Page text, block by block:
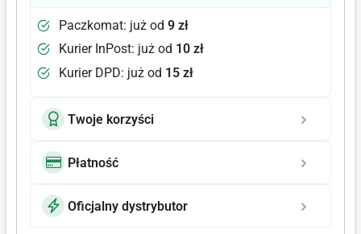
Paczkomat: już od 9 zł
Kurier InPost: już od 10 zł
Kurier DPD: już od 15 zł
Twoje korzyści
Płatność
Oficjalny dystrybutor